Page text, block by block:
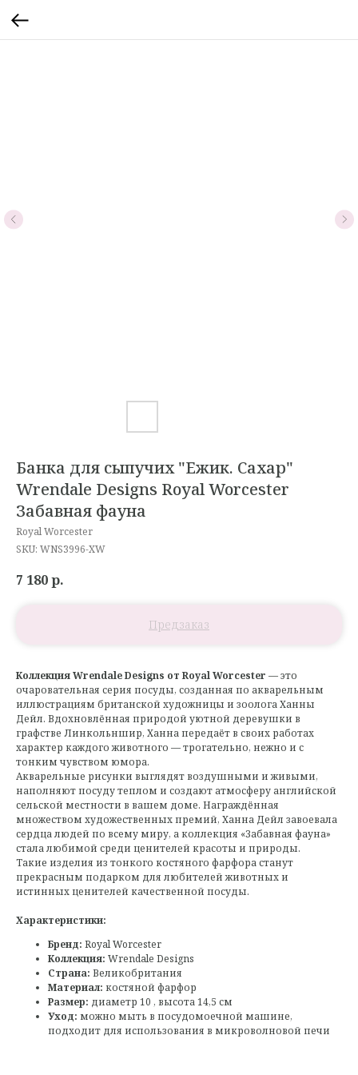
Банка для сыпучих "Ежик. Сахар"
Wrendale Designs Royal Worcester
Забавная фауна
Royal Worcester
SKU: WNS3996-XW
7 180р.
Коллекция Wrendale Designs от Royal Worcester — это
очаровательная серия посуды, созданная по акварельным
иллюстрациям британской художницы и зоолога Ханны
Дейл. Вдохновлённая природой уютной деревушки в
графстве Линкольншир, Ханна передаёт в своих работах
характер каждого животного — трогательно, нежно и с
тонким чувством юмора.
Акварельные рисунки выглядят воздушными и живыми,
наполняют посуду теплом и создают атмосферу английской
сельской местности в вашем доме. Награждённая
множеством художественных премий, Ханна Дейл завоевала
сердца людей по всему миру, а коллекция «Забавная фауна»
стала любимой среди ценителей красоты и природы.
Такие изделия из тонкого костяного фарфора станут
прекрасным подарком для любителей животных и
истинных ценителей качественной посуды.
Характеристики:
Бренд: Royal Worcester
Коллекция: Wrendale Designs
Страна: Великобритания
Материал: костяной фарфор
Размер: диаметр 10 , высота 14,5 см
Уход: можно мыть в посудомоечной машине,
подходит для использования в микроволновой печи